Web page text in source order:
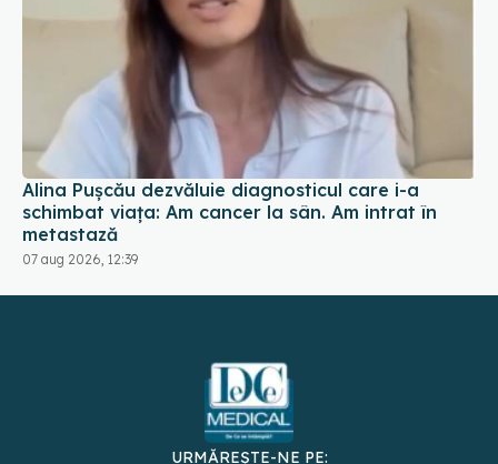
Alina Pușcău dezvăluie diagnosticul care i-a
schimbat viața: Am cancer la sân. Am intrat în
metastază
07 aug 2026, 12:39
URMĂREȘTE-NE PE: